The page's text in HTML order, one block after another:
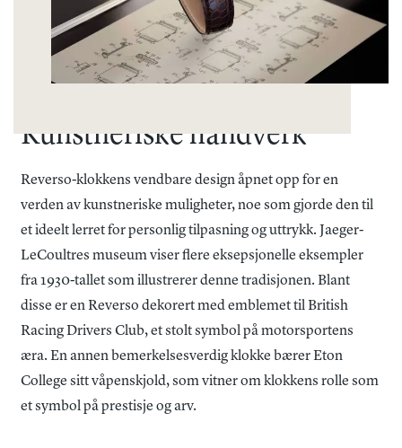
Kunstneriske håndverk
Reverso-klokkens vendbare design åpnet opp for en
verden av kunstneriske muligheter, noe som gjorde den til
et ideelt lerret for personlig tilpasning og uttrykk. Jaeger-
LeCoultres museum viser flere eksepsjonelle eksempler
fra 1930-tallet som illustrerer denne tradisjonen. Blant
disse er en Reverso dekorert med emblemet til British
Racing Drivers Club, et stolt symbol på motorsportens
æra. En annen bemerkelsesverdig klokke bærer Eton
College sitt våpenskjold, som vitner om klokkens rolle som
et symbol på prestisje og arv.